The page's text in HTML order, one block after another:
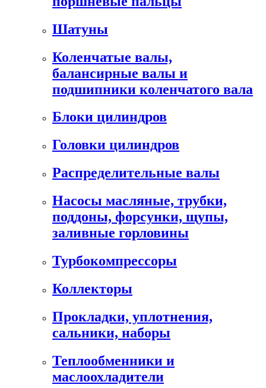
Шатуны
Коленчатые валы,
балансирные валы и
подшипники коленчатого вала
Блоки цилиндров
Головки цилиндров
Распределительные валы
Насосы масляные, трубки,
поддоны, форсунки, щупы,
заливные горловины
Турбокомпрессоры
Коллекторы
Прокладки, уплотнения,
сальники, наборы
Теплообменники и
маслоохладители